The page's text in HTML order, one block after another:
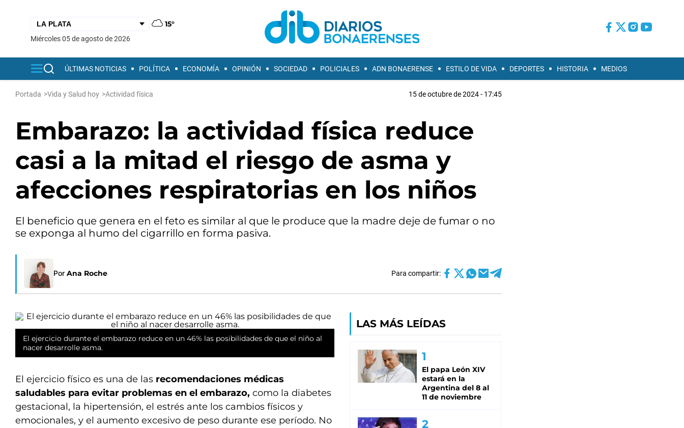
15°
miércoles 05 de agosto de 2026
ÚLTIMAS NOTICIAS POLÍTICA ECONOMÍA OPINIÓN SOCIEDAD POLICIALES ADN BONAERENSE ESTILO DE VIDA DEPORTES HISTORIA MEDIOS
Portada >Vida y Salud hoy >Actividad física 15 de octubre de 2024 - 17:45
Embarazo: la actividad física reduce
casi a la mitad el riesgo de asma y
afecciones respiratorias en los niños
El beneficio que genera en el feto es similar al que le produce que la madre deje de fumar o no
se exponga al humo del cigarrillo en forma pasiva.
Por Ana Roche Para compartir:
El ejercicio durante el embarazo reduce en un 46% las posibilidades de que el niño al
nacer desarrolle asma.
El ejercicio físico es una de las recomendaciones médicas
saludables para evitar problemas en el embarazo, como la diabetes
gestacional, la hipertensión, el estrés ante los cambios físicos y
emocionales, y el aumento excesivo de peso durante ese período. No
LAS MÁS LEÍDAS
El papa León XIV
estará en la
Argentina del 8 al
11 de noviembre